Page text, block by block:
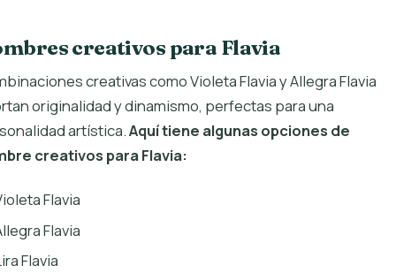
creativos para Flavia
creativas como Violeta Flavia y Allegra Flavia
originalidad y dinamismo, perfectas para una
artística.Aquí tiene algunas opciones de
creativos para Flavia:
Flavia
Flavia
Flavia